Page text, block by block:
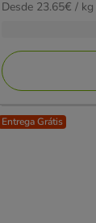
de
19.87€
23.65€
Desde 23.65€ / kg
Entrega Grátis